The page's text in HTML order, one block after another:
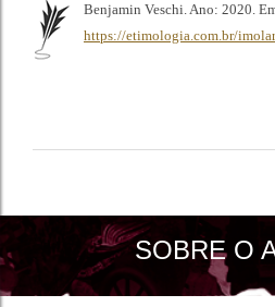
Benjamin Veschi. Ano: 2020.
https://etimologia.com.br/
SOBRE O